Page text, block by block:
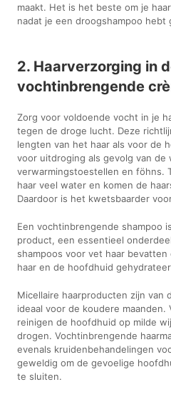
maakt. Het is het beste om je
nadat je een droogshampoo hebt
2. Haarverzorging in
vochtinbrengende
Zorg voor voldoende vocht in je
tegen de droge lucht. Deze
lengten van het haar als voor de
voor uitdroging als gevolg van
verwarmingstoestellen en föhns.
haar veel water en komen de
Daardoor is het kwetsbaarder
Een vochtinbrengende shampoo
product, een essentieel
shampoos voor vet haar
haar en de hoofdhuid
Micellaire haarproducten zijn van
ideaal voor de koudere
reinigen de hoofdhuid op milde
drogen. Vochtinbrengende
evenals kruidenbehandelingen
geweldig om de gevoelige
te sluiten.